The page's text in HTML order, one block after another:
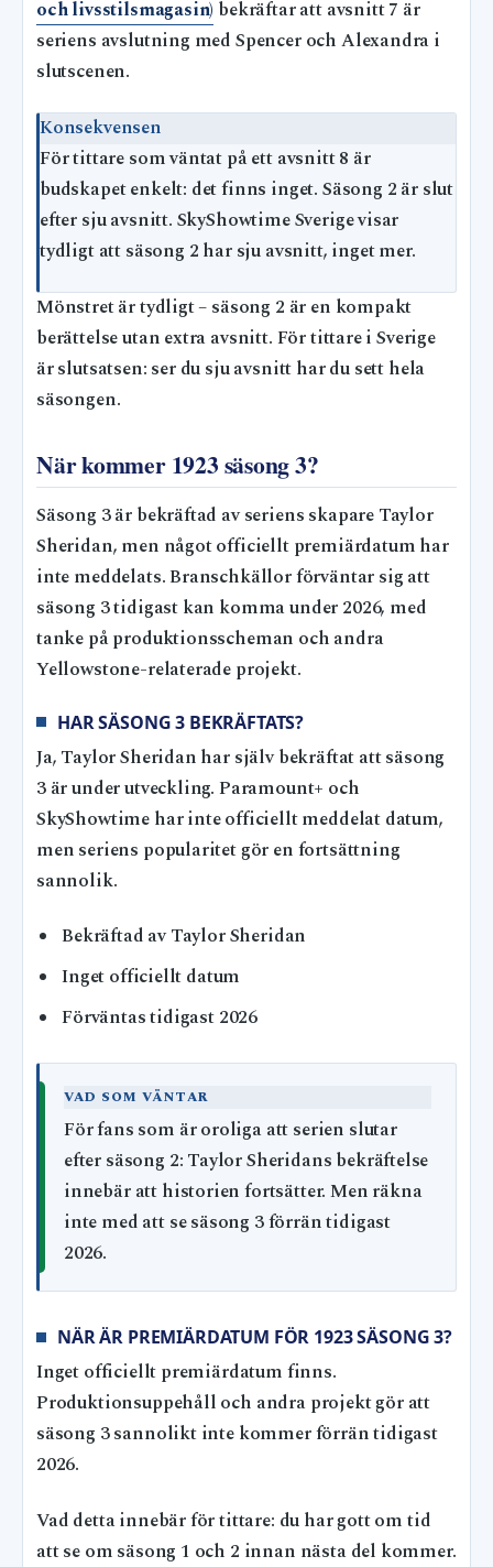
och livsstilsmagasin) bekräftar att avsnitt 7 är
seriens avslutning med Spencer och Alexandra i
slutscenen.
Konsekvensen
För tittare som väntat på ett avsnitt 8 är
budskapet enkelt: det finns inget. Säsong 2 är slut
efter sju avsnitt. SkyShowtime Sverige visar
tydligt att säsong 2 har sju avsnitt, inget mer.
Mönstret är tydligt – säsong 2 är en kompakt
berättelse utan extra avsnitt. För tittare i Sverige
är slutsatsen: ser du sju avsnitt har du sett hela
säsongen.
När kommer 1923 säsong 3?
Säsong 3 är bekräftad av seriens skapare Taylor
Sheridan, men något officiellt premiärdatum har
inte meddelats. Branschkällor förväntar sig att
säsong 3 tidigast kan komma under 2026, med
tanke på produktionsscheman och andra
Yellowstone-relaterade projekt.
HAR SÄSONG 3 BEKRÄFTATS?
Ja, Taylor Sheridan har själv bekräftat att säsong
3 är under utveckling. Paramount+ och
SkyShowtime har inte officiellt meddelat datum,
men seriens popularitet gör en fortsättning
sannolik.
Bekräftad av Taylor Sheridan
Inget officiellt datum
Förväntas tidigast 2026
VAD SOM VÄNTAR
För fans som är oroliga att serien slutar
efter säsong 2: Taylor Sheridans bekräftelse
innebär att historien fortsätter. Men räkna
inte med att se säsong 3 förrän tidigast
2026.
NÄR ÄR PREMIÄRDATUM FÖR 1923 SÄSONG 3?
Inget officiellt premiärdatum finns.
Produktionsuppehåll och andra projekt gör att
säsong 3 sannolikt inte kommer förrän tidigast
2026.
Vad detta innebär för tittare: du har gott om tid
att se om säsong 1 och 2 innan nästa del kommer.